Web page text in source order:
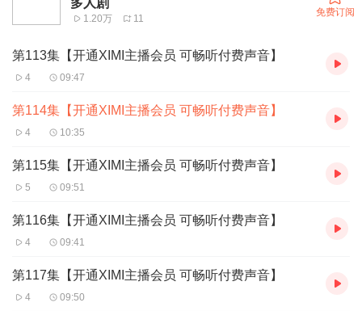
多人剧
1.20万 11
免费订阅
第113集【开通XIMI主播会员 可畅听付费声音】
4 09:47
第114集【开通XIMI主播会员 可畅听付费声音】
4 10:35
第115集【开通XIMI主播会员 可畅听付费声音】
5 09:51
第116集【开通XIMI主播会员 可畅听付费声音】
4 09:41
第117集【开通XIMI主播会员 可畅听付费声音】
4 09:50